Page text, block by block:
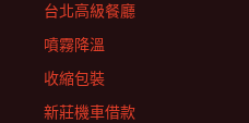
台北高級餐廳
噴霧降溫
收縮包裝
新莊機車借款